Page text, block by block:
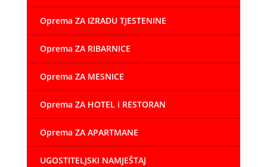
Oprema ZA IZRADU TJESTENINE
Oprema ZA RIBARNICE
Oprema ZA MESNICE
Oprema ZA HOTEL i RESTORAN
Oprema ZA APARTMANE
UGOSTITELJSKI NAMJEŠTAJ